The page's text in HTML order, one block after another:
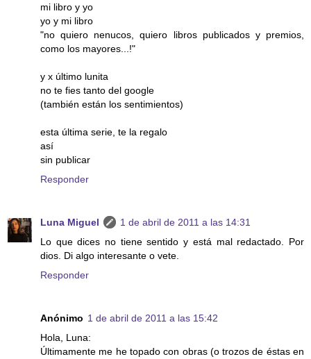
mi libro y yo
yo y mi libro
"no quiero nenucos, quiero libros publicados y premios,
como los mayores...!"
y x último lunita
no te fies tanto del google
(también están los sentimientos)
esta última serie, te la regalo
así
sin publicar
Responder
Luna Miguel
1 de abril de 2011 a las 14:31
Lo que dices no tiene sentido y está mal redactado. Por
dios. Di algo interesante o vete.
Responder
Anónimo 1 de abril de 2011 a las 15:42
Hola, Luna:
Últimamente me he topado con obras (o trozos de éstas en